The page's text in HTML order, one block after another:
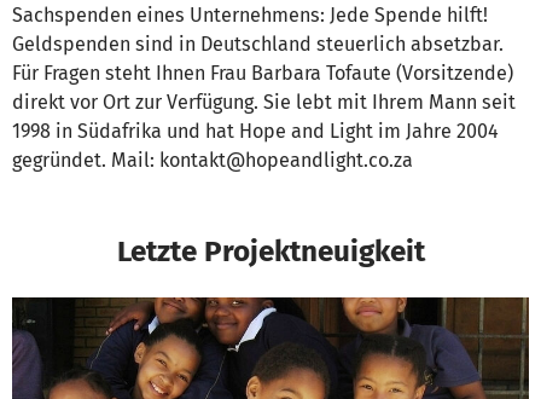
Sachspenden eines Unternehmens: Jede Spende hilft!
Geldspenden sind in Deutschland steuerlich absetzbar.
Für Fragen steht Ihnen Frau Barbara Tofaute (Vorsitzende)
direkt vor Ort zur Verfügung. Sie lebt mit Ihrem Mann seit
1998 in Südafrika und hat Hope and Light im Jahre 2004
gegründet. Mail: kontakt@hopeandlight.co.za
Letzte Projektneuigkeit